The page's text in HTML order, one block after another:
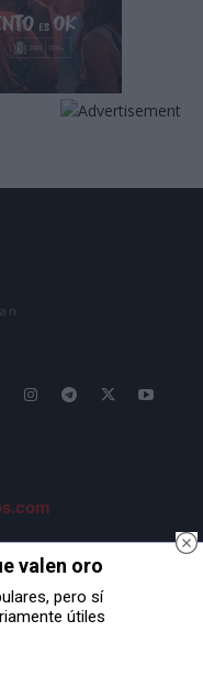
valen oro
pero sí
útiles